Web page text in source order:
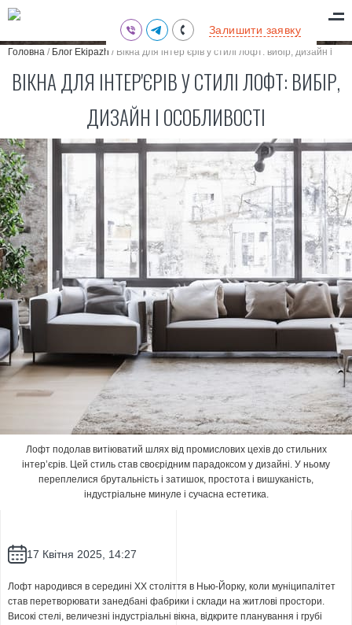
(095) 711-77-47
(097) 773-73-71
Залишити заявку
Головна / Блог Ekipazh / Вікна для інтер’єрів у стилі лофт: вибір, дизайн і
ВІКНА ДЛЯ ІНТЕР'ЄРІВ У СТИЛІ ЛОФТ: ВИБІР,
ДИЗАЙН І ОСОБЛИВОСТІ
Лофт подолав витіюватий шлях від промислових цехів до стильних
інтер’єрів. Цей стиль став своєрідним парадоксом у дизайні. У ньому
переплелися брутальність і затишок, простота і вишуканість,
індустріальне минуле і сучасна естетика.
17 Квітня 2025, 14:27
Лофт народився в середині XX століття в Нью-Йорку, коли муніципалітет
став перетворювати занедбані фабрики і склади на житлові простори.
Високі стелі, величезні індустріальні вікна, відкрите планування і грубі